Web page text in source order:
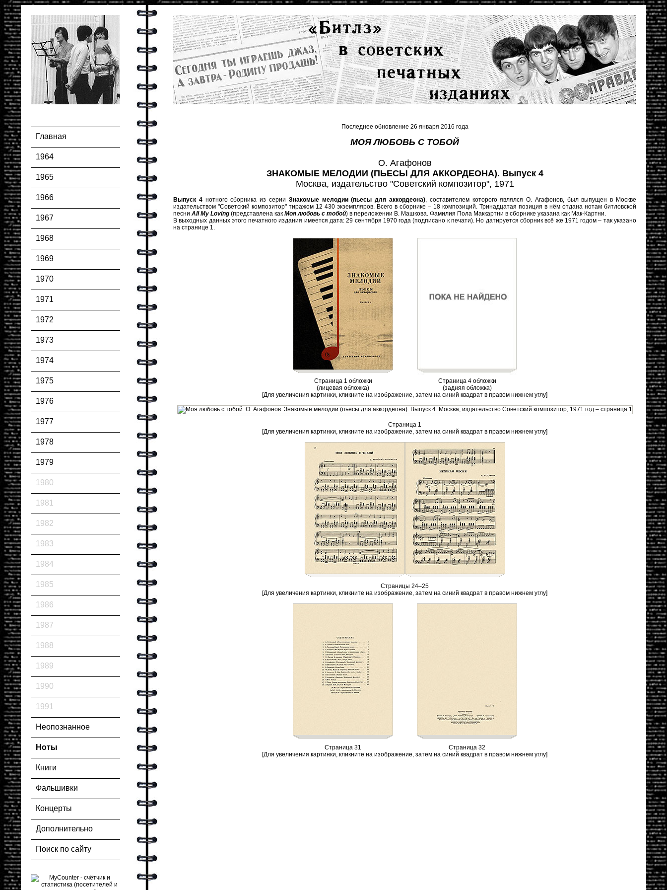
Главная
1964
1965
1966
1967
1968
1969
1970
1971
1972
1973
1974
1975
1976
1977
1978
1979
1980
1981
1982
1983
1984
1985
1986
1987
1988
1989
1990
1991
Неопознанное
Ноты
Книги
Фальшивки
Концерты
Дополнительно
Поиск по сайту
Последнее обновление 26 января 2016 года
МОЯ ЛЮБОВЬ С ТОБОЙ
О. Агафонов
ЗНАКОМЫЕ МЕЛОДИИ (ПЬЕСЫ ДЛЯ АККОРДЕОНА). Выпуск 4
Москва, издательство "Советский композитор", 1971
Выпуск 4нотного сборника из серии Знакомые мелодии (пьесы для аккордеона), составителем которого являлся О. Агафонов, был выпущен в Москве
издательством "Советский композитор" тиражом 12 430 экземпляров. Всего в сборнике – 18 композиций. Тринадцатая позиция в нём отдана нотам битловской
песни All My Loving (представлена как Моя любовь с тобой) в переложении В. Машкова. Фамилия Пола Маккартни в сборнике указана как Мак-Картни.
В выходных данных этого печатного издания имеется дата: 29 сентября 1970 года (подписано к печати). Но датируется сборник всё же 1971 годом – так указано
на странице 1.
Страница 1 обложки
(лицевая обложка)
Страница 4 обложки
(задняя обложка)
[Для увеличения картинки, кликните на изображение, затем на синий квадрат в правом нижнем углу]
Страница 1
[Для увеличения картинки, кликните на изображение, затем на синий квадрат в правом нижнем углу]
Страницы 24–25
[Для увеличения картинки, кликните на изображение, затем на синий квадрат в правом нижнем углу]
Страница 31
Страница 32
[Для увеличения картинки, кликните на изображение, затем на синий квадрат в правом нижнем углу]